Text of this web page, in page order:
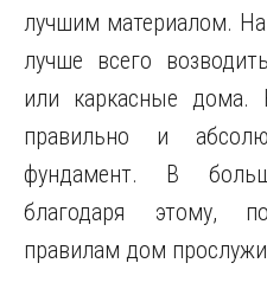
лучшим материалом.
лучше всего
или каркасные дома.
правильно и
фундамент. В
благодаря этому,
правилам дом